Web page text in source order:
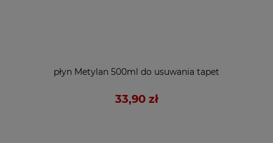
płyn Metylan 500ml do usuwania tapet
33,90 zł